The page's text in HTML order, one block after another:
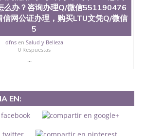
么办？咨询办理Q/微信551190476
信网公证办理，购买LTU文凭Q/微信
5
dfnsen Salud y Belleza
0 Respuestas
...
EN: